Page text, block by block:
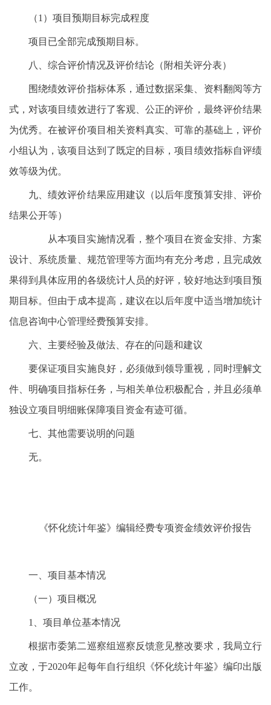
（1）项目预期目标完成程度
项目已全部完成预期目标。
八、综合评价情况及评价结论（附相关评分表）
围绕绩效评价指标体系，通过数据采集、资料翻阅等方
式，对该项目绩效进行了客观、公正的评价，最终评价结果
为优秀。在被评价项目相关资料真实、可靠的基础上，评价
小组认为，该项目达到了既定的目标，项目绩效指标自评绩
效等级为优。
九、绩效评价结果应用建议（以后年度预算安排、评价
结果公开等）
从本项目实施情况看，整个项目在资金安排、方案
设计、系统质量、规范管理等方面均有充分考虑，且完成效
果得到具体应用的各级统计人员的好评，较好地达到项目预
期目标。但由于成本提高，建议在以后年度中适当增加统计
信息咨询中心管理经费预算安排。
六、主要经验及做法、存在的问题和建议
要保证项目实施良好，必须做到领导重视，同时理解文
件、明确项目指标任务，与相关单位积极配合，并且必须单
独设立项目明细账保障项目资金有迹可循。
七、其他需要说明的问题
无。
《怀化统计年鉴》编辑经费专项资金绩效评价报告
一、项目基本情况
（一）项目概况
1、项目单位基本情况
根据市委第二巡察组巡察反馈意见整改要求，我局立行
立改，于2020年起每年自行组织《怀化统计年鉴》编印出版
工作。